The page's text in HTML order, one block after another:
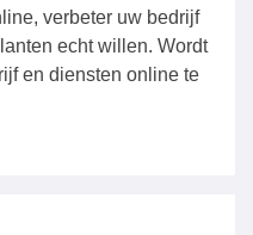
verbeter uw bedrijf
echt willen. Wordt
en diensten online te